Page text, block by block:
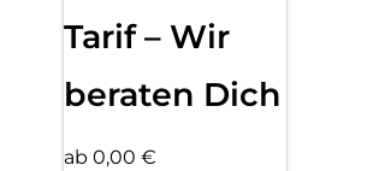
Tarif – Wir
beraten Dich
ab 0,00 €